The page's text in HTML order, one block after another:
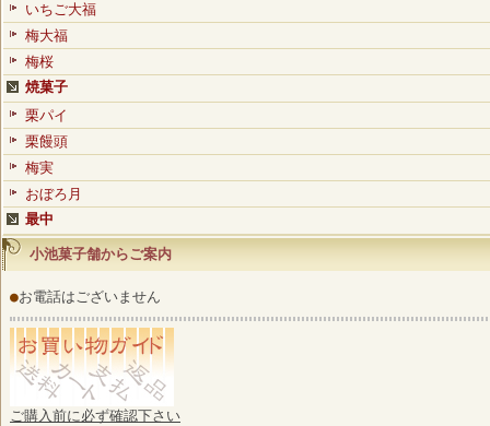
いちご大福
梅大福
梅桜
焼菓子
栗パイ
栗饅頭
梅実
おぼろ月
最中
小池菓子舗からご案内
●お電話はございません
ご購入前に必ず確認下さい